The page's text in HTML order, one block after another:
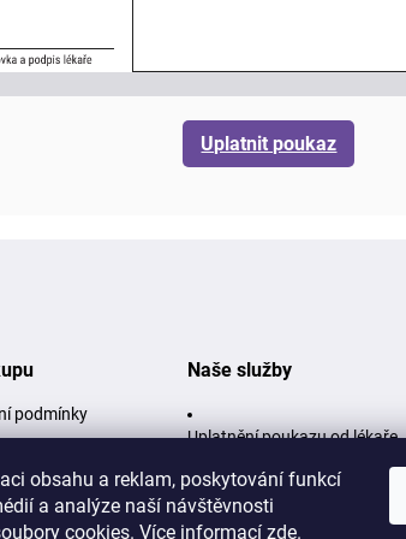
obsahu a reklam, poskytování funkcí
a analýze naší návštěvnosti
cookies. Více informací zde.
Uplatnit poukaz
podmínky
Naše služby
Uplatnění poukazu od lékaře
Preskripční karty